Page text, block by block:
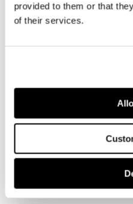
provided to them or that
of their services.
30 32
Recogida